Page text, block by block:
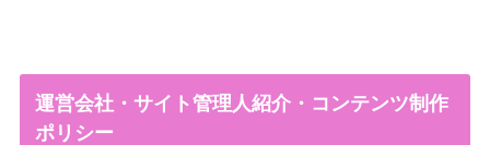
運営会社・サイト管理人紹介・コンテンツ制作
ポリシー